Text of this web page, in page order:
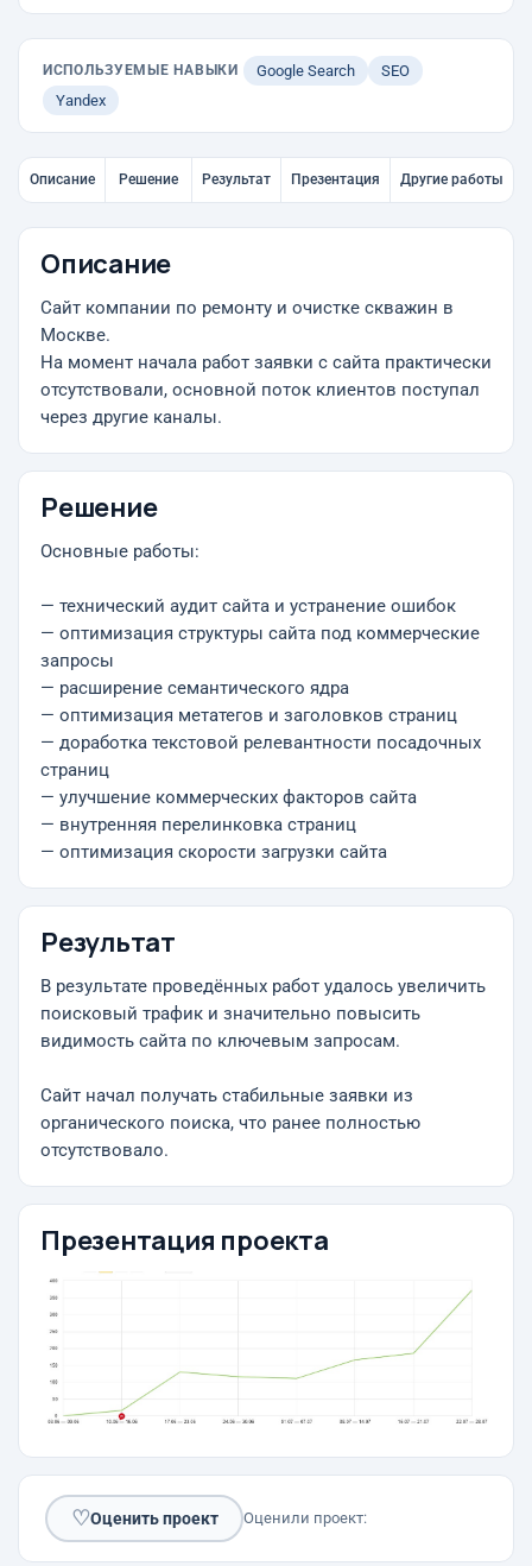
ИСПОЛЬЗУЕМЫЕ НАВЫКИ Google Search
SEO
Yandex
Описание Решение Результат Презентация Другие работы
Описание
Сайт компании по ремонту и очистке скважин в
Москве.
На момент начала работ заявки с сайта практически
отсутствовали, основной поток клиентов поступал
через другие каналы.
Решение
Основные работы:
— технический аудит сайта и устранение ошибок
— оптимизация структуры сайта под коммерческие
запросы
— расширение семантического ядра
— оптимизация метатегов и заголовков страниц
— доработка текстовой релевантности посадочных
страниц
— улучшение коммерческих факторов сайта
— внутренняя перелинковка страниц
— оптимизация скорости загрузки сайта
Результат
В результате проведённых работ удалось увеличить
поисковый трафик и значительно повысить
видимость сайта по ключевым запросам.
Сайт начал получать стабильные заявки из
органического поиска, что ранее полностью
отсутствовало.
Презентация проекта
♡Оценить проект Оценили проект: